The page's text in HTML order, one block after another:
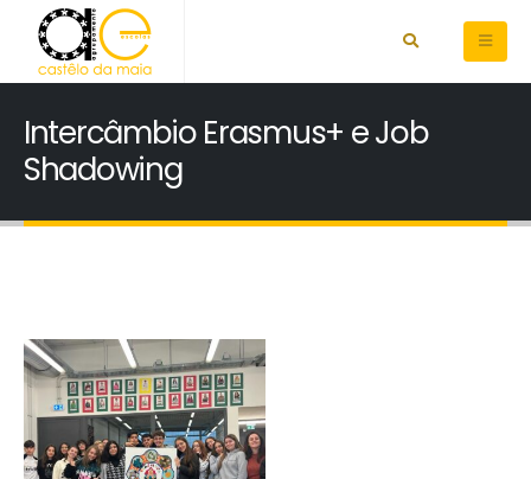
Intercâmbio Erasmus+ e Job
Shadowing